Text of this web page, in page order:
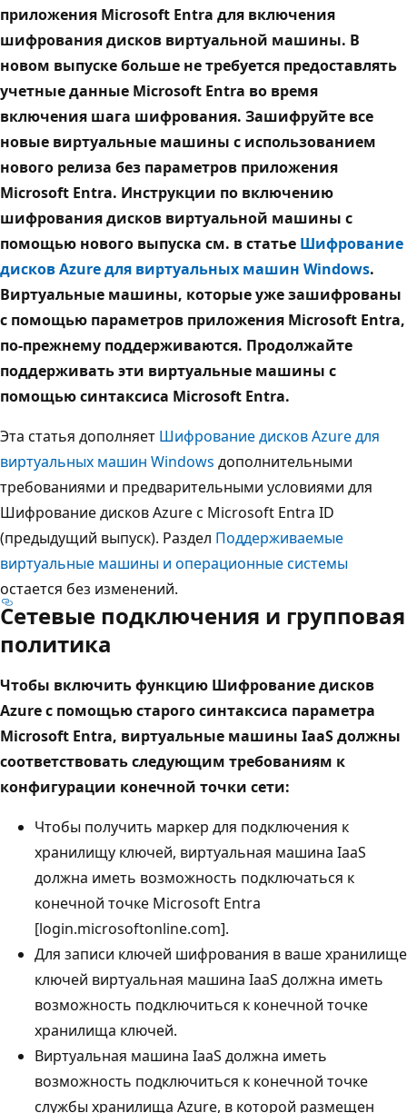
приложения Microsoft Entra для включения
шифрования дисков виртуальной машины. В
новом выпуске больше не требуется предоставлять
учетные данные Microsoft Entra во время
включения шага шифрования. Зашифруйте все
новые виртуальные машины с использованием
нового релиза без параметров приложения
Microsoft Entra. Инструкции по включению
шифрования дисков виртуальной машины с
помощью нового выпуска см. в статье Шифрование
дисков Azure для виртуальных машин Windows.
Виртуальные машины, которые уже зашифрованы
с помощью параметров приложения Microsoft Entra,
по-прежнему поддерживаются. Продолжайте
поддерживать эти виртуальные машины с
помощью синтаксиса Microsoft Entra.
Эта статья дополняет Шифрование дисков Azure для
виртуальных машин Windows дополнительными
требованиями и предварительными условиями для
Шифрование дисков Azure с Microsoft Entra ID
(предыдущий выпуск). Раздел Поддерживаемые
виртуальные машины и операционные системы
остается без изменений.
Сетевые подключения и групповая
политика
Чтобы включить функцию Шифрование дисков
Azure с помощью старого синтаксиса параметра
Microsoft Entra, виртуальные машины IaaS должны
соответствовать следующим требованиям к
конфигурации конечной точки сети:
Чтобы получить маркер для подключения к
хранилищу ключей, виртуальная машина IaaS
должна иметь возможность подключаться к
конечной точке Microsoft Entra
[login.microsoftonline.com].
Для записи ключей шифрования в ваше хранилище
ключей виртуальная машина IaaS должна иметь
возможность подключиться к конечной точке
хранилища ключей.
Виртуальная машина IaaS должна иметь
возможность подключиться к конечной точке
службы хранилища Azure, в которой размещен